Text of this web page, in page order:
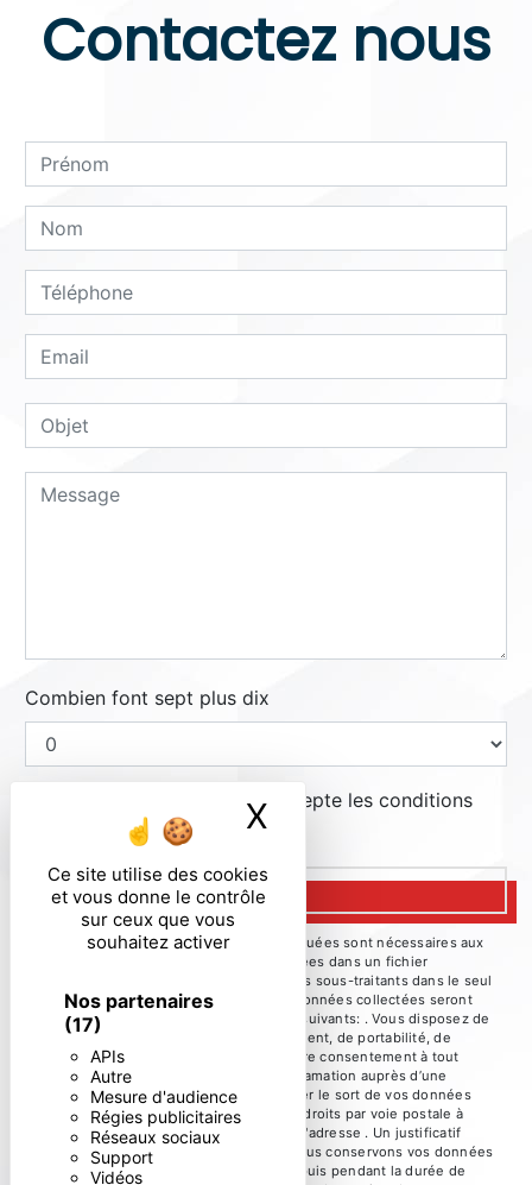
Ce site utilise des cookies
et vous donne le contrôle
sur ceux que vous
souhaitez activer
Nos partenaires
(17)
APIs
Autre
Mesure d'audience
Régies publicitaires
Réseaux sociaux
Support
Vidéos
X Masquer le
Contactez nous
Combien font sept plus dix
En cochant cette case, j'accepte les conditions
particulières ci-dessous **
ENVOYER
** Les données personnelles communiquées sont nécessaires aux
fins de vous contacter et sont enregistrées dans un fichier
informatisé. Elles sont destinées à et ses sous-traitants dans le seul
but de répondre à votre message. Les données collectées seront
communiquées aux seuls destinataires suivants: . Vous disposez de
droits d’accès, de rectification, d’effacement, de portabilité, de
limitation, d’opposition, de retrait de votre consentement à tout
moment et du droit d’introduire une réclamation auprès d’une
autorité de contrôle, ainsi que d’organiser le sort de vos données
post-mortem. Vous pouvez exercer ces droits par voie postale à
l'adresse ou par courrier électronique à l'adresse . Un justificatif
d'identité pourra vous être demandé. Nous conservons vos données
pendant la période de prise de contact puis pendant la durée de